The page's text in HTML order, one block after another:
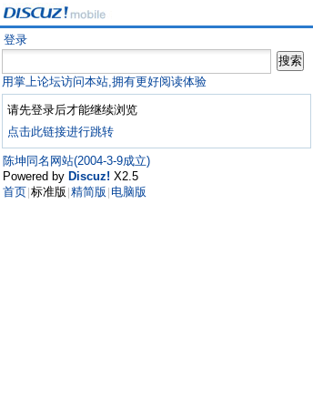
登录
用掌上论坛访问本站,拥有更好阅读体验
请先登录后才能继续浏览
点击此链接进行跳转
陈坤同名网站(2004-3-9成立)
Powered by Discuz! X2.5
首页 标准版 精简版 电脑版